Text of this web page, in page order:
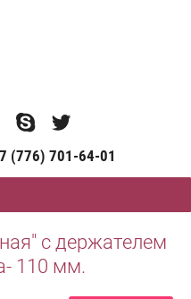
(776) 701-64-01
с держателем
110 мм.